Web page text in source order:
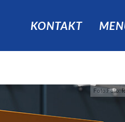
KONTAKT
Foto:Foto: